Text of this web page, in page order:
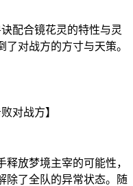
配合镜花灵的特性与灵
对战方的方寸与天策。
对战方】
放梦境主宰的可能性，
除了全队的异常状态。随